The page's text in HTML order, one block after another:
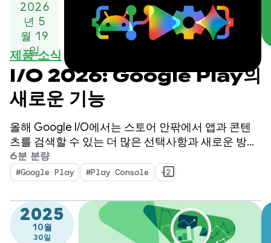
2026
년 5
월 19
일
제품 소식
I/O 2026: Google Play의
새로운 기능
올해 Google I/O에서는 스토어 안팎에서 앱과 콘텐
츠를 검색할 수 있는 더 많은 선택사항과 새로운 방법
을 제공하는 Google의 진화하는 비즈니스 모델에 관
해 이야기했습니다. 또한 복잡한 과정 없이 비즈니스
를 효율적으로 확장할 수 있도록 돕는 고급 도구와 유
용한 정보도 공개했습니다.
6분 분량
#Google Play #Play Console +2
2025
10월
30일